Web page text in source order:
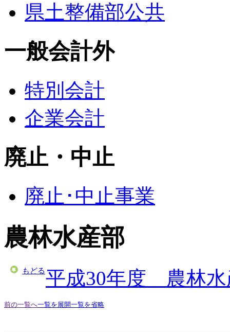
県土整備部公共
一般会計外
特別会計
企業会計
廃止・中止
廃止･中止事業
農林水産部
もどる平成30年度 農林水
前の一覧へ一覧を展開一覧を省略